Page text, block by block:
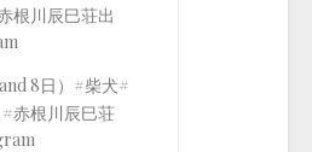
根川辰巳荘出
8日）#柴犬#
赤根川辰巳荘